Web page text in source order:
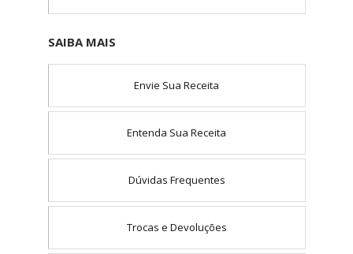
SAIBA MAIS
Envie Sua Receita
Entenda Sua Receita
Dúvidas Frequentes
Trocas e Devoluções